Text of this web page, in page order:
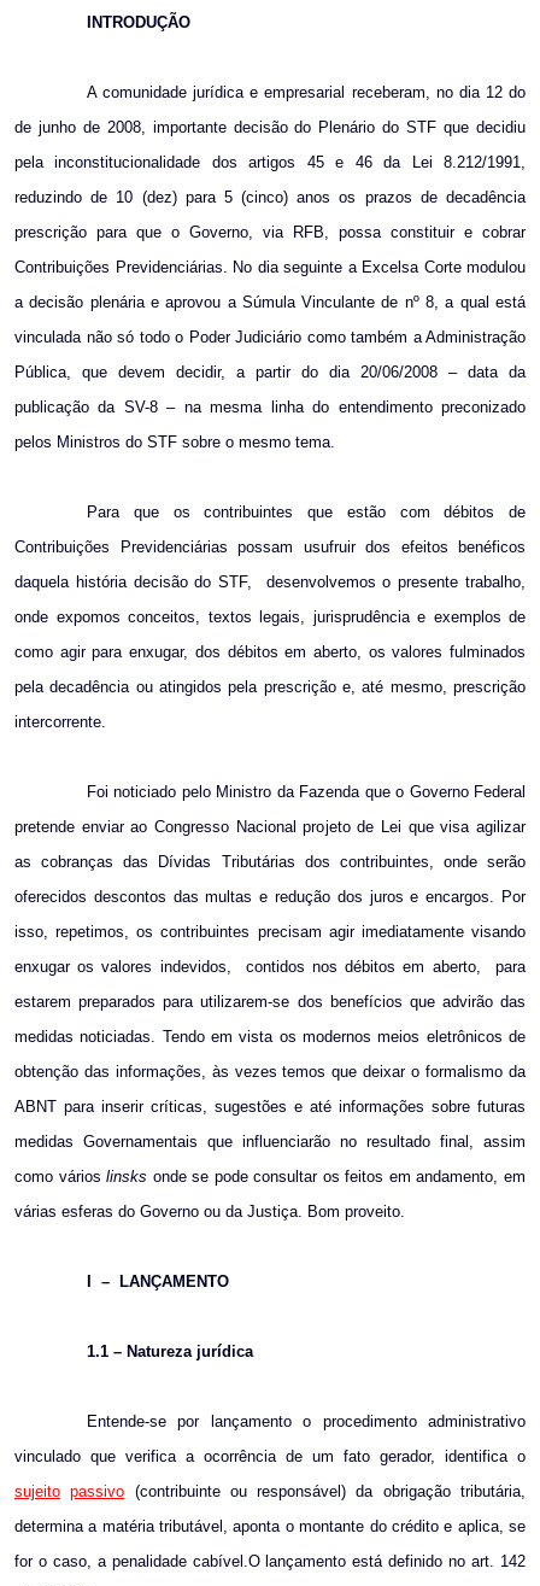
INTRODUÇÃO
A comunidade jurídica e empresarial receberam, no dia 12 do
de junho de 2008, importante decisão do Plenário do STF que decidiu
pela inconstitucionalidade dos artigos 45 e 46 da Lei 8.212/1991,
reduzindo de 10 (dez) para 5 (cinco) anos os prazos de decadência
prescrição para que o Governo, via RFB, possa constituir e cobrar
Contribuições Previdenciárias. No dia seguinte a Excelsa Corte modulou
a decisão plenária e aprovou a Súmula Vinculante de nº 8, a qual está
vinculada não só todo o Poder Judiciário como também a Administração
Pública, que devem decidir, a partir do dia 20/06/2008 – data da
publicação da SV-8 – na mesma linha do entendimento preconizado
pelos Ministros do STF sobre o mesmo tema.
Para que os contribuintes que estão com débitos de
Contribuições Previdenciárias possam usufruir dos efeitos benéficos
daquela história decisão do STF,
desenvolvemos o presente trabalho,
onde expomos conceitos, textos legais, jurisprudência e exemplos de
como agir para enxugar, dos débitos em aberto, os valores fulminados
pela decadência ou atingidos pela prescrição e, até mesmo, prescrição
intercorrente.
Foi noticiado pelo Ministro da Fazenda que o Governo Federal
pretende enviar ao Congresso Nacional projeto de Lei que visa agilizar
as cobranças das Dívidas Tributárias dos contribuintes, onde serão
oferecidos descontos das multas e redução dos juros e encargos. Por
isso, repetimos, os contribuintes precisam agir imediatamente visando
enxugar os valores indevidos,
contidos nos débitos em aberto,
para
estarem preparados para utilizarem-se dos benefícios que advirão das
medidas noticiadas. Tendo em vista os modernos meios eletrônicos de
obtenção das informações, às vezes temos que deixar o formalismo da
ABNT para inserir críticas, sugestões e até informações sobre futuras
medidas Governamentais que influenciarão no resultado final, assim
como várioslinsks onde se pode consultar os feitos em andamento, em
várias esferas do Governo ou da Justiça. Bom proveito.
– LANÇAMENTO
1.1 – Natureza jurídica
Entende-se por lançamento o procedimento administrativo
vinculado que verifica a ocorrência de um fato gerador, identifica o
sujeito passivo (contribuinte ou responsável) da obrigação tributária,
determina a matéria tributável, aponta o montante do crédito e aplica, se
for o caso, a penalidade cabível.O lançamento está definido no art. 142